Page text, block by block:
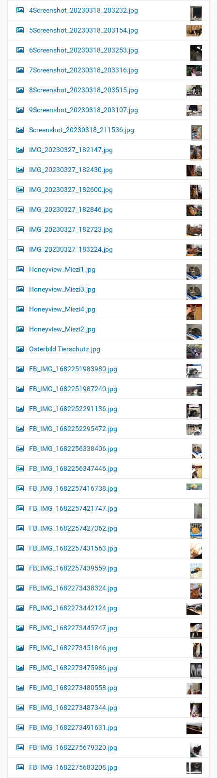
4Screenshot_20230318_203232.jpg
5Screenshot_20230318_203154.jpg
6Screenshot_20230318_203253.jpg
7Screenshot_20230318_203316.jpg
8Screenshot_20230318_203515.jpg
9Screenshot_20230318_203107.jpg
Screenshot_20230318_211536.jpg
IMG_20230327_182147.jpg
IMG_20230327_182430.jpg
IMG_20230327_182600.jpg
IMG_20230327_182846.jpg
IMG_20230327_182723.jpg
IMG_20230327_183224.jpg
Honeyview_Miezi1.jpg
Honeyview_Miezi3.jpg
Honeyview_Miezi4.jpg
Honeyview_Miezi2.jpg
Osterbild Tierschutz.jpg
FB_IMG_1682251983980.jpg
FB_IMG_1682251987240.jpg
FB_IMG_1682252291136.jpg
FB_IMG_1682252295472.jpg
FB_IMG_1682256338406.jpg
FB_IMG_1682256347446.jpg
FB_IMG_1682257416738.jpg
FB_IMG_1682257421747.jpg
FB_IMG_1682257427362.jpg
FB_IMG_1682257431563.jpg
FB_IMG_1682257439559.jpg
FB_IMG_1682273438324.jpg
FB_IMG_1682273442124.jpg
FB_IMG_1682273445747.jpg
FB_IMG_1682273451846.jpg
FB_IMG_1682273475986.jpg
FB_IMG_1682273480558.jpg
FB_IMG_1682273487344.jpg
FB_IMG_1682273491631.jpg
FB_IMG_1682275679320.jpg
FB_IMG_1682275683208.jpg